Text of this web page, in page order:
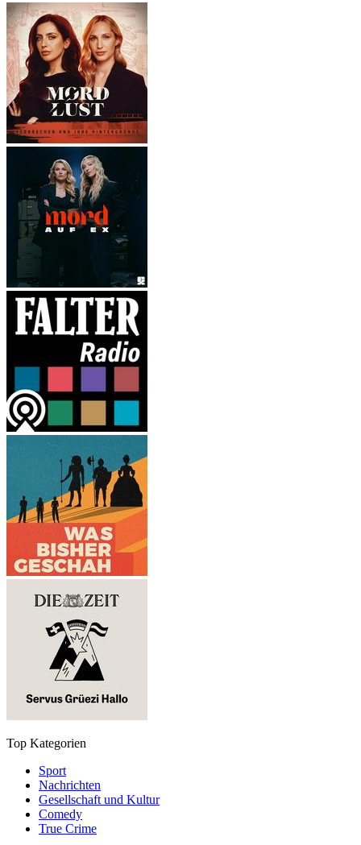
Top Kategorien
Sport
Nachrichten
Gesellschaft und Kultur
Comedy
True Crime